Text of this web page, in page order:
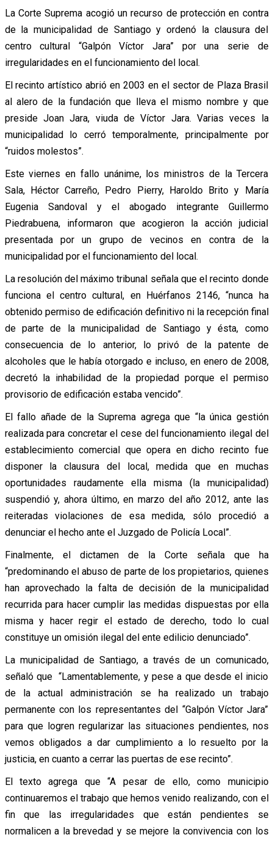
La Corte Suprema acogió un recurso de protección en contra
de la municipalidad de Santiago y ordenó la clausura del
centro cultural “Galpón Víctor Jara” por una serie de
irregularidades en el funcionamiento del local.
El recinto artístico abrió en 2003 en el sector de Plaza Brasil
al alero de la fundación que lleva el mismo nombre y que
preside Joan Jara, viuda de Víctor Jara. Varias veces la
municipalidad lo cerró temporalmente, principalmente por
“ruidos molestos”.
Este viernes en fallo unánime, los ministros de la Tercera
Sala, Héctor Carreño, Pedro Pierry, Haroldo Brito y María
Eugenia Sandoval y el abogado integrante Guillermo
Piedrabuena, informaron que acogieron la acción judicial
presentada por un grupo de vecinos en contra de la
municipalidad por el funcionamiento del local.
La resolución del máximo tribunal señala que el recinto donde
funciona el centro cultural, en Huérfanos 2146, “nunca ha
obtenido permiso de edificación definitivo ni la recepción final
de parte de la municipalidad de Santiago y ésta, como
consecuencia de lo anterior, lo privó de la patente de
alcoholes que le había otorgado e incluso, en enero de 2008,
decretó la inhabilidad de la propiedad porque el permiso
provisorio de edificación estaba vencido”.
El fallo añade de la Suprema agrega que “la única gestión
realizada para concretar el cese del funcionamiento ilegal del
establecimiento comercial que opera en dicho recinto fue
disponer la clausura del local, medida que en muchas
oportunidades raudamente ella misma (la municipalidad)
suspendió y, ahora último, en marzo del año 2012, ante las
reiteradas violaciones de esa medida, sólo procedió a
denunciar el hecho ante el Juzgado de Policía Local”.
Finalmente, el dictamen de la Corte señala que ha
“predominando el abuso de parte de los propietarios, quienes
han aprovechado la falta de decisión de la municipalidad
recurrida para hacer cumplir las medidas dispuestas por ella
misma y hacer regir el estado de derecho, todo lo cual
constituye un omisión ilegal del ente edilicio denunciado”.
La municipalidad de Santiago, a través de un comunicado,
señaló que “Lamentablemente, y pese a que desde el inicio
de la actual administración se ha realizado un trabajo
permanente con los representantes del “Galpón Víctor Jara”
para que logren regularizar las situaciones pendientes, nos
vemos obligados a dar cumplimiento a lo resuelto por la
justicia, en cuanto a cerrar las puertas de ese recinto”.
El texto agrega que “A pesar de ello, como municipio
continuaremos el trabajo que hemos venido realizando, con el
fin que las irregularidades que están pendientes se
normalicen a la brevedad y se mejore la convivencia con los